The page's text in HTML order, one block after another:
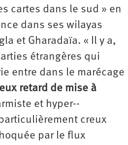
cartes dans le sud » en
dans ses wilayas
et Gharadaïa. « Il y a,
étrangères qui
entre dans le marécage
retard de mise à
et hyper-­
creux
par le flux